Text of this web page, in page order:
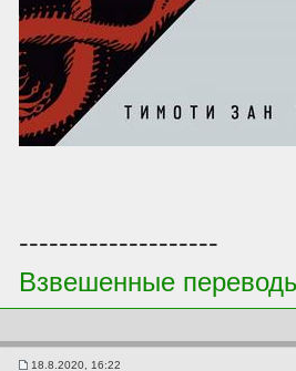
--------------------
Взвешенные
18.8.2020, 16:22